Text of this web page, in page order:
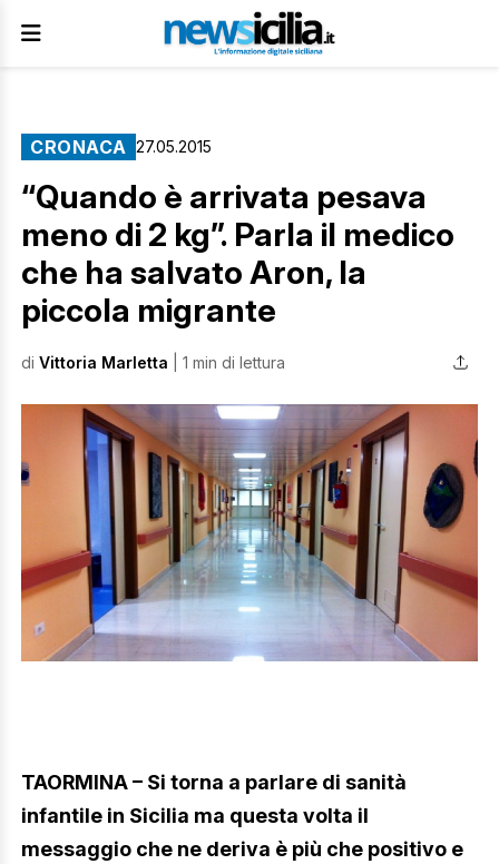
CRONACA 27.05.2015
“Quando è arrivata pesava
meno di 2 kg”. Parla il medico
che ha salvato Aron, la
piccola migrante
di Vittoria Marletta | 1 min di lettura
TAORMINA – Si torna a parlare di sanità
infantile in Sicilia ma questa volta il
messaggio che ne deriva è più che positivo e